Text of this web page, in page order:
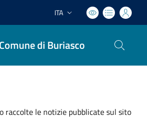
Lingua attiva:
ITA
Comune di Buriasco
raccolte le notizie pubblicate sul sito